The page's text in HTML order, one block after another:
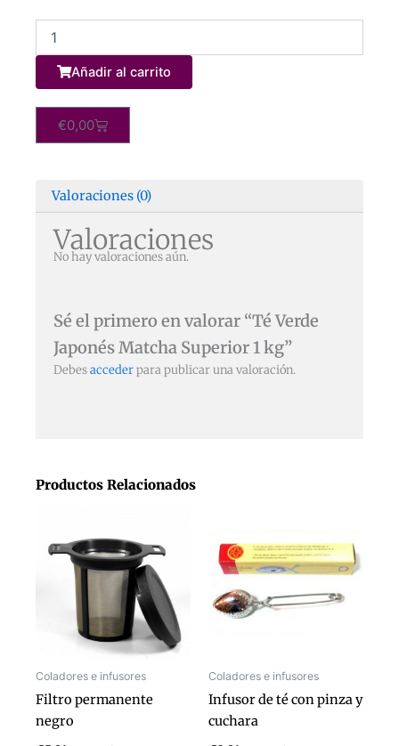
Negro
English
Breakfast
cantidad
Añadir al carrito
€0,00Carrito
Productos Relacionados
Coladores e infusores
Filtro permanente
negro
Coladores e infusores
Infusor de té con pinza y
cuchara
Valoraciones (0)
Valoraciones
No hay valoraciones aún.
Sé el primero en valorar “Té Verde
Japonés Matcha Superior 1 kg”
Debesaccederpara publicar una valoración.